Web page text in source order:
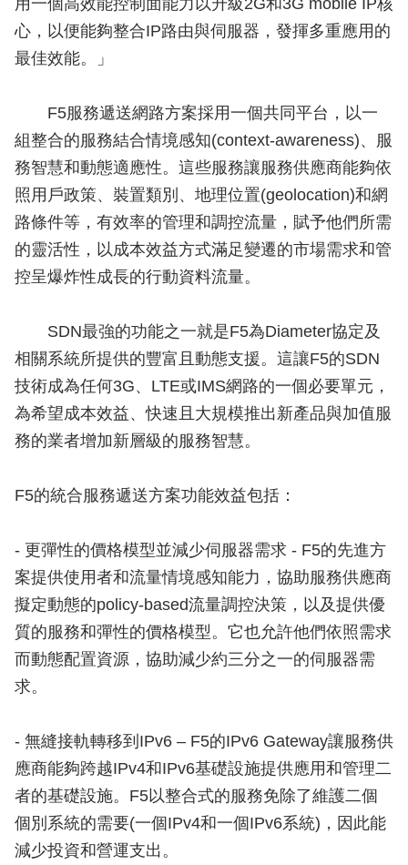
用一個高效能控制面能力以升級2G和3G mobile IP核
心，以便能夠整合IP路由與伺服器，發揮多重應用的
最佳效能。」
F5服務遞送網路方案採用一個共同平台，以一
組整合的服務結合情境感知(context-awareness)、服
務智慧和動態適應性。這些服務讓服務供應商能夠依
照用戶政策、裝置類別、地理位置(geolocation)和網
路條件等，有效率的管理和調控流量，賦予他們所需
的靈活性，以成本效益方式滿足變遷的市場需求和管
控呈爆炸性成長的行動資料流量。
SDN最強的功能之一就是F5為Diameter協定及
相關系統所提供的豐富且動態支援。這讓F5的SDN
技術成為任何3G、LTE或IMS網路的一個必要單元，
為希望成本效益、快速且大規模推出新產品與加值服
務的業者增加新層級的服務智慧。
F5的統合服務遞送方案功能效益包括：
- 更彈性的價格模型並減少伺服器需求 - F5的先進方
案提供使用者和流量情境感知能力，協助服務供應商
擬定動態的policy-based流量調控決策，以及提供優
質的服務和彈性的價格模型。它也允許他們依照需求
而動態配置資源，協助減少約三分之一的伺服器需
求。
- 無縫接軌轉移到IPv6 – F5的IPv6 Gateway讓服務供
應商能夠跨越IPv4和IPv6基礎設施提供應用和管理二
者的基礎設施。F5以整合式的服務免除了維護二個
個別系統的需要(一個IPv4和一個IPv6系統)，因此能
減少投資和營運支出。